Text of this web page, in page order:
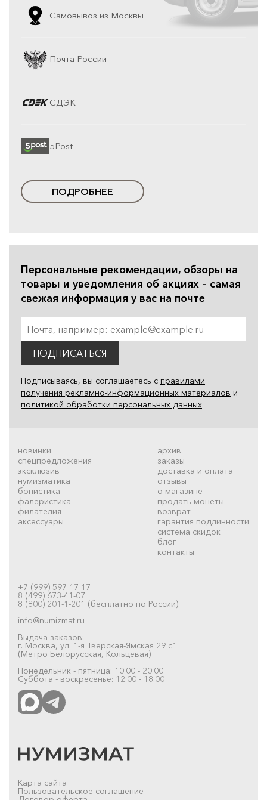
Самовывоз из Москвы
Почта России
СДЭК
5Post
ПОДРОБНЕЕ
Персональные рекомендации, обзоры на
товары и уведомления об акциях – самая
свежая информация у вас на почте
ПОДПИСАТЬСЯ
Подписываясь, вы соглашаетесь с правилами
получения рекламно-информационных материалов и
политикой обработки персональных данных
новинки
спецпредложения
эксклюзив
нумизматика
бонистика
фалеристика
филателия
аксессуары
архив
заказы
доставка и оплата
отзывы
о магазине
продать монеты
возврат
гарантия подлинности
система скидок
блог
контакты
+7 (999) 597-17-17
8 (499) 673-41-07
8 (800) 201-1-201 (бесплатно по России)
info@numizmat.ru
Выдача заказов:
г. Москва, ул. 1-я Тверская-Ямская 29 с1
(Метро Белорусская, Кольцевая)
Понедельник - пятница: 10:00 - 20:00
Суббота - воскресенье: 12:00 - 18:00
Карта сайта
Пользовательское соглашение